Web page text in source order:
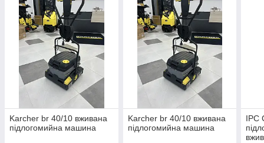
Karcher br 40/10 вживана
підлогомийна машина
Karcher br 40/10 вживана
підлогомийна машина
IPC